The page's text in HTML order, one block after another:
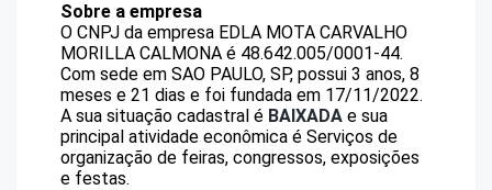
Sobre a empresa
O CNPJ da empresa EDLA MOTA CARVALHO
MORILLA CALMONA é 48.642.005/0001-44.
Com sede em SAO PAULO, SP, possui 3 anos, 8
meses e 21 dias e foi fundada em 17/11/2022.
A sua situação cadastral é BAIXADA e sua
principal atividade econômica é Serviços de
organização de feiras, congressos, exposições
e festas.